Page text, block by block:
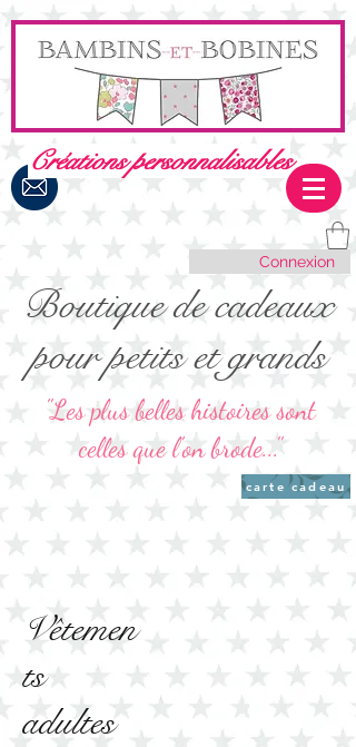
Créations personnalisables
Connexion
Boutique de cadeaux
pour petits et grands
"Les plus belles histoires sont
celles que l'on brode..."
carte cadeau
Vêtemen
ts
adultes